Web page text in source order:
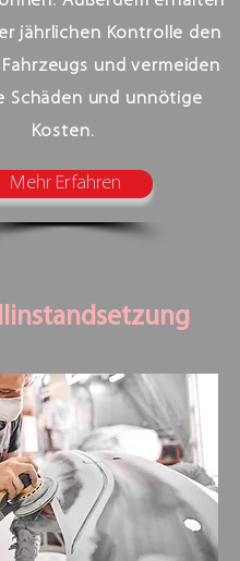
jährlichen Kontrolle den
und vermeiden
Schäden und unnötige
Kosten.
Mehr Erfahren